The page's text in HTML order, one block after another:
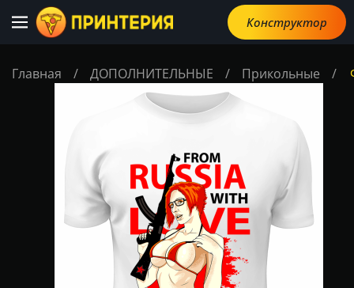
Конструктор
Главная / ДОПОЛНИТЕЛЬНЫЕ / Прикольные /